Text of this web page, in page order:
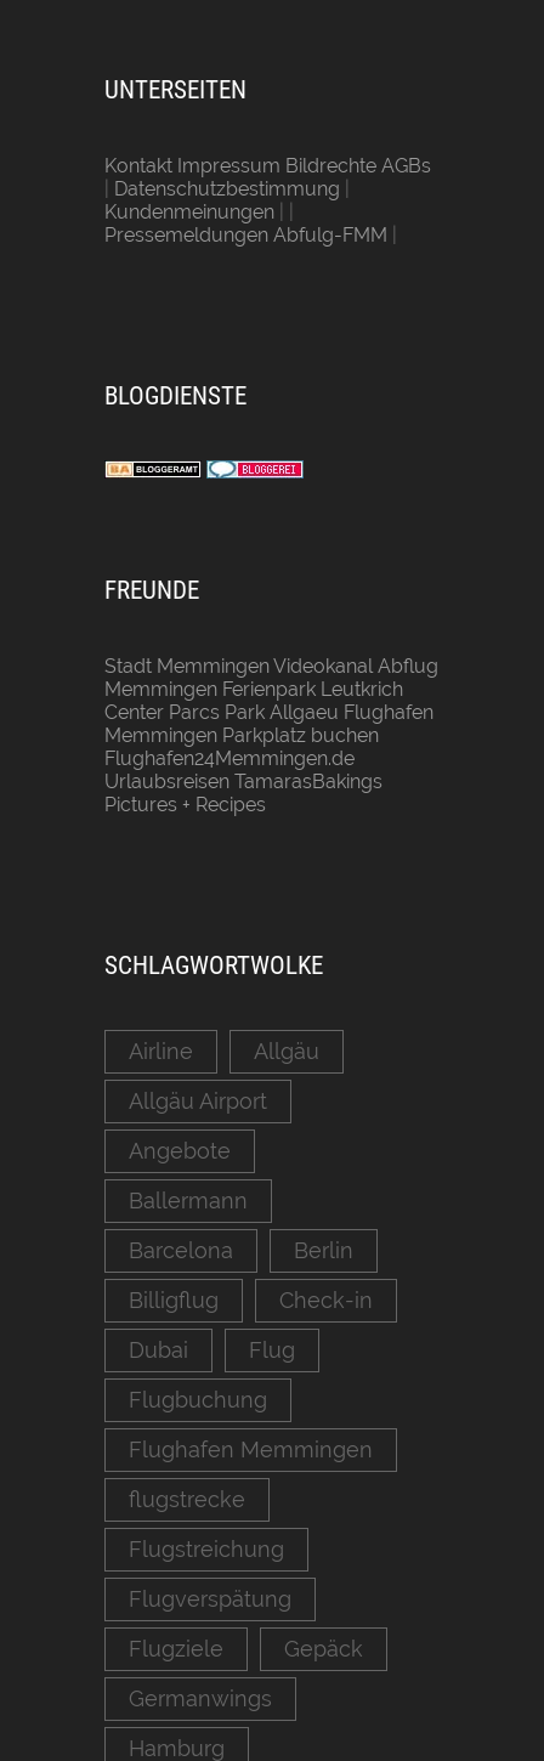
UNTERSEITEN
Kontakt Impressum Bildrechte AGBs
Datenschutzbestimmung
Kundenmeinungen
Pressemeldungen Abfulg-FMM
BLOGDIENSTE
FREUNDE
Stadt MemmingenVideokanal Abflug
Memmingen Ferienpark Leutkrich
Center Parcs Park Allgaeu Flughafen
Memmingen Parkplatz buchen
Flughafen24Memmingen.de
Urlaubsreisen TamarasBakings
Pictures + Recipes
SCHLAGWORTWOLKE
Airline
Allgäu
Allgäu Airport
Angebote
Ballermann
Barcelona
Berlin
Billigflug
Check-in
Dubai
Flug
Flugbuchung
Flughafen Memmingen
flugstrecke
Flugstreichung
Flugverspätung
Flugziele
Gepäck
Germanwings
Hamburg